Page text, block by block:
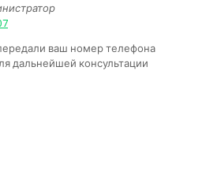
ваш номер телефона
дальнейшей консультации